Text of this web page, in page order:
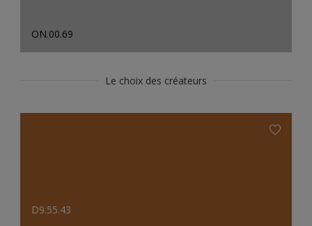
ON.00.69
Le choix des créateurs
D9.55.43